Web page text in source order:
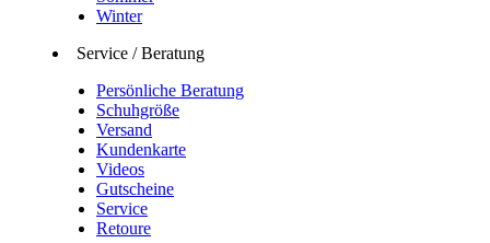
Winter
Service / Beratung
Persönliche Beratung
Schuhgröße
Versand
Kundenkarte
Videos
Gutscheine
Service
Retoure